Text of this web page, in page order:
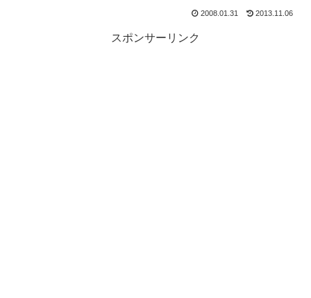
2008.01.31 2013.11.06
スポンサーリンク